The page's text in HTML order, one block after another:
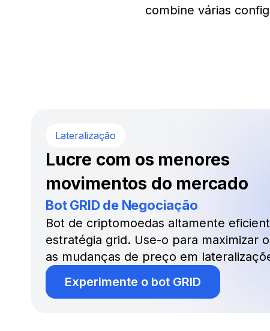
combine várias
Lateralização
Lucre com os menores
movimentos do mercado
Bot GRID de Negociação
Bot de criptomoedas altamente
estratégia grid. Use-o para maximizar
as mudanças de preço em
Experimente o bot GRID